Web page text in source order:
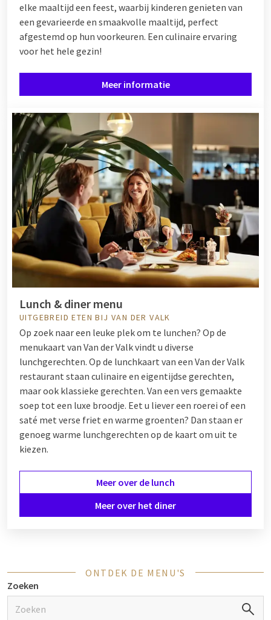
elke maaltijd een feest, waarbij kinderen genieten van
een gevarieerde en smaakvolle maaltijd, perfect
afgestemd op hun voorkeuren. Een culinaire ervaring
voor het hele gezin!
Meer informatie
Lunch & diner menu
UITGEBREID ETEN BIJ VAN DER VALK
Op zoek naar een leuke plek om te lunchen? Op de
menukaart van Van der Valk vindt u diverse
lunchgerechten. Op de lunchkaart van een Van der Valk
restaurant staan culinaire en eigentijdse gerechten,
maar ook klassieke gerechten. Van een vers gemaakte
soep tot een luxe broodje. Eet u liever een roerei of een
saté met verse friet en warme groenten? Dan staan er
genoeg warme lunchgerechten op de kaart om uit te
kiezen.
Meer over de lunch
Meer over het diner
ONTDEK DE MENU'S
Zoeken